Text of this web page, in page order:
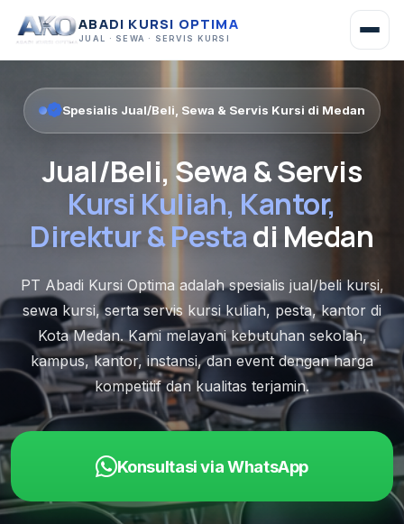
ABADI KURSI OPTIMA
JUAL · SEWA · SERVIS KURSI
Spesialis Jual/Beli, Sewa & Servis Kursi di Medan
Jual/Beli, Sewa & Servis
Kursi Kuliah, Kantor,
Direktur & Pestadi Medan
PT Abadi Kursi Optima adalah spesialis jual/beli kursi,
sewa kursi, serta servis kursi kuliah, pesta, kantor di
Kota Medan. Kami melayani kebutuhan sekolah,
kampus, kantor, instansi, dan event dengan harga
kompetitif dan kualitas terjamin.
Konsultasi via WhatsApp